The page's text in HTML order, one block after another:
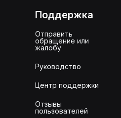
Поддержка
Отправить
обращение или
жалобу
Руководство
Центр поддержки
Отзывы
пользователей